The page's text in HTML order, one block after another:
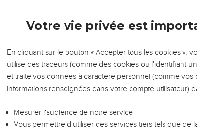
L’ÉVÉNEMENT DE L’ANNÉE !
VOUS ÉVITER LES VOTRES ?
pour leurs réussites, leur impact, leur foi ou leur vision. Mais on
les saisons difficiles qu'ils ont traversés, alors même que ce sont
entrepreneurs, et responsables reviennent sur les erreurs
les clés pour avancer avec plus de sagesse afin que leurs
Votre vie privée est
En cliquant sur le bouton « Accepter tous les cookies »,
utilise des traceurs (comme des cookies ou l'identifiant
et traite vos données à caractère personnel (comme
informations renseignées dans votre compte utilisateur)
Mesurer l'audience de notre service
Vous permettre d'utiliser des services tiers tels que de